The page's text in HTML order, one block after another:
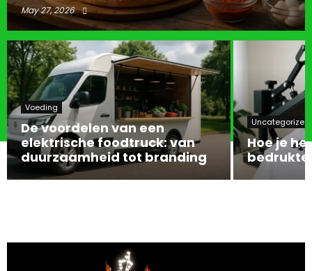
May 27, 2026
Voeding
De voordelen van een
elektrische foodtruck: van
duurzaamheid tot branding
Uncategorized
Hoe je